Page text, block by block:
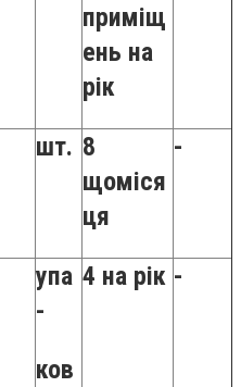
приміщ
ень на
рік
шт. 8
щоміся
ця
-
упа
-
ков
4 на рік -